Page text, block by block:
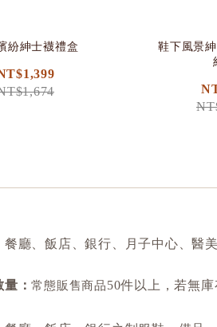
紛紳士襪禮盒
鞋下風景
餐廳、飯店、銀行、月子中心、醫
量：常態販售商品50件以上，若無庫